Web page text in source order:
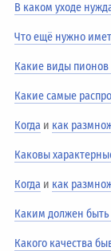
В каком уходе
Что ещё нужно
Какие виды
Какие самые
Когда и как
Каковы
Когда и как
Каким должен быть
Какого качества